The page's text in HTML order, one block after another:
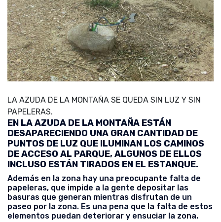
LA AZUDA DE LA MONTAÑA SE QUEDA SIN LUZ Y SIN
PAPELERAS.
EN LA AZUDA DE LA MONTAÑA ESTÁN
DESAPARECIENDO UNA GRAN CANTIDAD DE
PUNTOS DE LUZ QUE ILUMINAN LOS CAMINOS
DE ACCESO AL PARQUE, ALGUNOS DE ELLOS
INCLUSO ESTÁN TIRADOS EN EL ESTANQUE.
Además en la zona hay una preocupante falta de
papeleras, que impide a la gente depositar las
basuras que generan mientras disfrutan de un
paseo por la zona. Es una pena que la falta de estos
elementos puedan deteriorar y ensuciar la zona.